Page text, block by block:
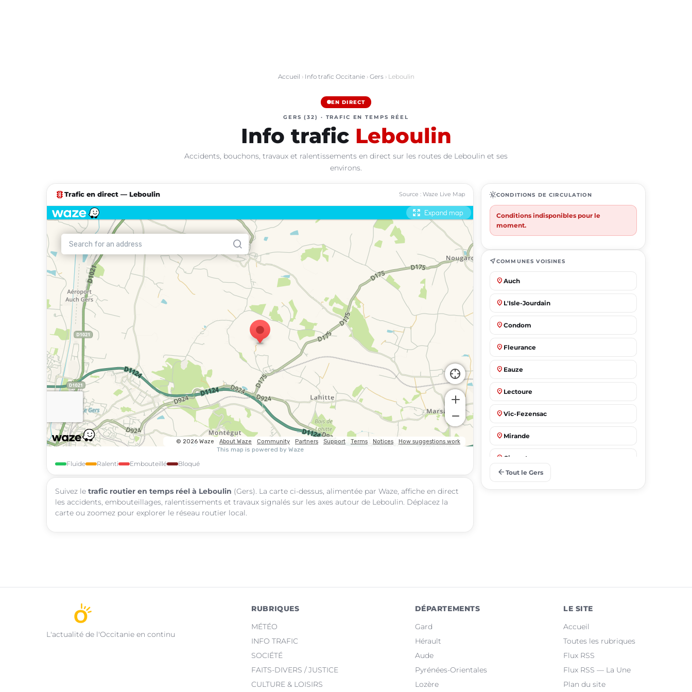
Accueil › Info trafic Occitanie› Gers› Leboulin
EN DIRECT
GERS (32) · TRAFIC EN TEMPS RÉEL
Info trafic Leboulin
Accidents, bouchons, travaux et ralentissements en direct sur les routes de Leboulin et ses
environs.
traffic Trafic en direct — Leboulin Source : Waze Live Map
Fluide Ralenti Embouteillé Bloqué
Suivez le trafic routier en temps réel à Leboulin (Gers). La carte ci-dessus, alimentée par Waze, affiche en direct
les accidents, embouteillages, ralentissements et travaux signalés sur les axes autour de Leboulin. Déplacez la
carte ou zoomez pour explorer le réseau routier local.
routineCONDITIONS DE CIRCULATION
Conditions indisponibles pour le
moment.
near_meCOMMUNES VOISINES
place Auch
place L'Isle-Jourdain
place Condom
place Fleurance
place Eauze
place Lectoure
place Vic-Fezensac
place Mirande
place Gimont
arrow_back Tout le Gers
L'actualité de l'Occitanie en continu
RUBRIQUES
MÉTÉO
INFO TRAFIC
SOCIÉTÉ
FAITS-DIVERS / JUSTICE
CULTURE & LOISIRS
DÉPARTEMENTS
Gard
Hérault
Aude
Pyrénées-Orientales
Lozère
LE SITE
Accueil
Toutes les rubriques
Flux RSS
Flux RSS — La Une
Plan du site